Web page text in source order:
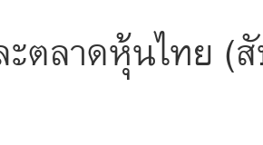
ะตลาดหุ้นไทย